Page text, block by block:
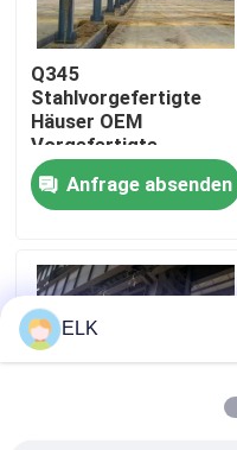
Qualitätskontrolle
Kontakt mit uns
Neuigkeiten
Rechtssachen
Bitte um ein Angebot
Q345
Stahlvorgefertigte
Häuser OEM
Vorgefertigte
Stahlkonstruktion
Gebäude
Anfrage absenden
ELK